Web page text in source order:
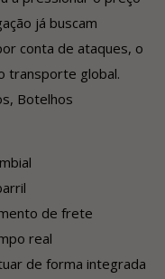
já buscam
conta de ataques, o
transporte global.
Botelhos
de frete
real
de forma integrada